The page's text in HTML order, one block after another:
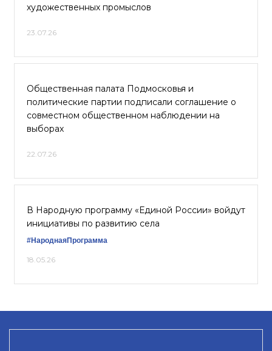
художественных промыслов
23.07.26
Общественная палата Подмосковья и
политические партии подписали соглашение о
совместном общественном наблюдении на
выборах
22.07.26
В Народную программу «Единой России» войдут
инициативы по развитию села
#НароднаяПрограмма
18.05.26